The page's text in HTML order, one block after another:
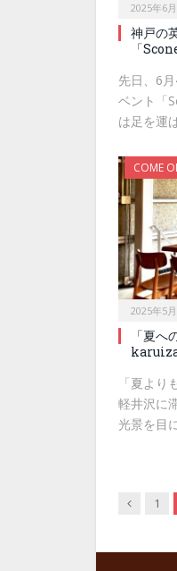
2025年6
神戸の
「
先日、6
ベント「
は足を運
COME
2025年5
「夏
「夏より
軽井沢に
光景を目
Previous
1